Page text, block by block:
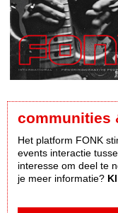
communities
Het platform FONK
events interactie
interesse om deel te
je meer informatie?